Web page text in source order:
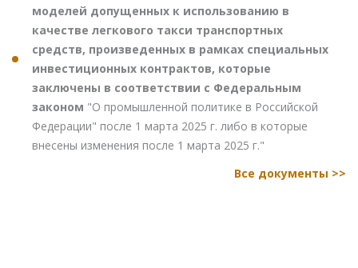
моделей допущенных к использованию в
качестве легкового такси транспортных
средств, произведенных в рамках специальных
инвестиционных контрактов, которые
заключены в соответствии с Федеральным
законом "О промышленной политике в Российской
Федерации" после 1 марта 2025 г. либо в которые
внесены изменения после 1 марта 2025 г."
Все документы >>